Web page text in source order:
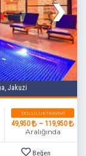
Beğen
Jakuzi
DOLULUK TAKVIMI
49,950 ~ 119,950
Aralığında